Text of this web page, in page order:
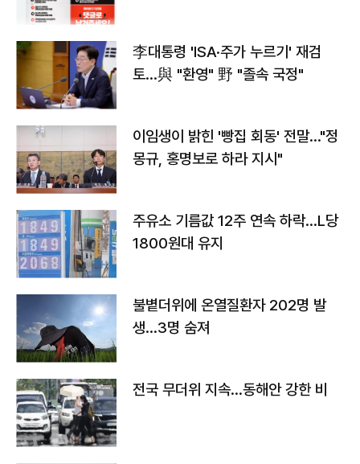
李대통령 'ISA·주가 누르기' 재검
토…與 "환영" 野 "졸속 국정"
이임생이 밝힌 '빵집 회동' 전말…"정
몽규, 홍명보로 하라 지시"
주유소 기름값 12주 연속 하락…L당
1800원대 유지
불볕더위에 온열질환자 202명 발
생…3명 숨져
전국 무더위 지속…동해안 강한 비